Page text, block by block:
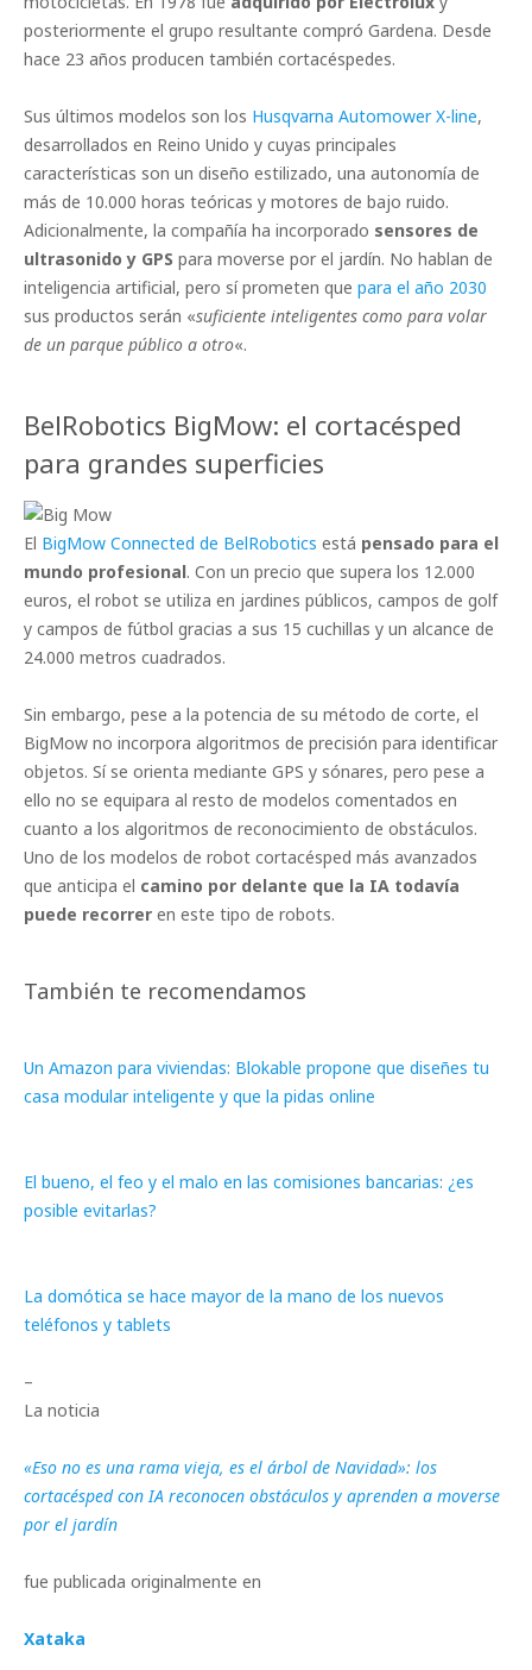
posteriormente el grupo resultante compró Gardena. Desde
hace 23 años producen también cortacéspedes.
Sus últimos modelos son los Husqvarna Automower X-line,
desarrollados en Reino Unido y cuyas principales
características son un diseño estilizado, una autonomía de
más de 10.000 horas teóricas y motores de bajo ruido.
Adicionalmente, la compañía ha incorporado sensores de
ultrasonido y GPS para moverse por el jardín. No hablan de
inteligencia artificial, pero sí prometen que para el año 2030
sus productos serán «suficiente inteligentes como para volar
de un parque público a otro«.
BelRobotics BigMow: el cortacésped
para grandes superficies
El BigMow Connected de BelRobotics está pensado para el
mundo profesional. Con un precio que supera los 12.000
euros, el robot se utiliza en jardines públicos, campos de golf
y campos de fútbol gracias a sus 15 cuchillas y un alcance de
24.000 metros cuadrados.
Sin embargo, pese a la potencia de su método de corte, el
BigMow no incorpora algoritmos de precisión para identificar
objetos. Sí se orienta mediante GPS y sónares, pero pese a
ello no se equipara al resto de modelos comentados en
cuanto a los algoritmos de reconocimiento de obstáculos.
Uno de los modelos de robot cortacésped más avanzados
que anticipa el camino por delante que la IA todavía
puede recorrer en este tipo de robots.
También te recomendamos
Un Amazon para viviendas: Blokable propone que diseñes tu
casa modular inteligente y que la pidas online
El bueno, el feo y el malo en las comisiones bancarias: ¿es
posible evitarlas?
La domótica se hace mayor de la mano de los nuevos
teléfonos y tablets
–
La noticia
«Eso no es una rama vieja, es el árbol de Navidad»: los
cortacésped con IA reconocen obstáculos y aprenden a moverse
por el jardín
fue publicada originalmente en
Xataka